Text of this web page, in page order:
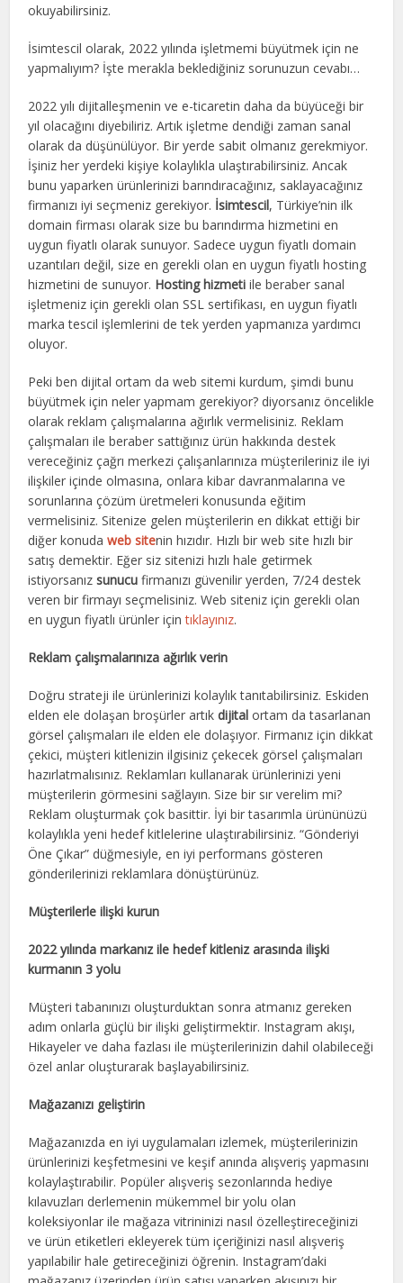
okuyabilirsiniz.
İsimtescil olarak, 2022 yılında işletmemi büyütmek için ne
yapmalıyım? İşte merakla beklediğiniz sorunuzun cevabı…
2022 yılı dijitalleşmenin ve e-ticaretin daha da büyüceği bir
yıl olacağını diyebiliriz. Artık işletme dendiği zaman sanal
olarak da düşünülüyor. Bir yerde sabit olmanız gerekmiyor.
İşiniz her yerdeki kişiye kolaylıkla ulaştırabilirsiniz. Ancak
bunu yaparken ürünlerinizi barındıracağınız, saklayacağınız
firmanızı iyi seçmeniz gerekiyor. İsimtescil, Türkiye’nin ilk
domain firması olarak size bu barındırma hizmetini en
uygun fiyatlı olarak sunuyor. Sadece uygun fiyatlı domain
uzantıları değil, size en gerekli olan en uygun fiyatlı hosting
hizmetini de sunuyor. Hosting hizmeti ile beraber sanal
işletmeniz için gerekli olan SSL sertifikası, en uygun fiyatlı
marka tescil işlemlerini de tek yerden yapmanıza yardımcı
oluyor.
Peki ben dijital ortam da web sitemi kurdum, şimdi bunu
büyütmek için neler yapmam gerekiyor? diyorsanız öncelikle
olarak reklam çalışmalarına ağırlık vermelisiniz. Reklam
çalışmaları ile beraber sattığınız ürün hakkında destek
vereceğiniz çağrı merkezi çalışanlarınıza müşterileriniz ile iyi
ilişkiler içinde olmasına, onlara kibar davranmalarına ve
sorunlarına çözüm üretmeleri konusunda eğitim
vermelisiniz. Sitenize gelen müşterilerin en dikkat ettiği bir
diğer konudaweb sitenin hızıdır. Hızlı bir web site hızlı bir
satış demektir. Eğer siz sitenizi hızlı hale getirmek
istiyorsanızsunucu firmanızı güvenilir yerden, 7/24 destek
veren bir firmayı seçmelisiniz. Web siteniz için gerekli olan
en uygun fiyatlı ürünler içintıklayınız.
Reklam çalışmalarınıza ağırlık verin
Doğru strateji ile ürünlerinizi kolaylık tanıtabilirsiniz. Eskiden
elden ele dolaşan broşürler artıkdijital ortam da tasarlanan
görsel çalışmaları ile elden ele dolaşıyor. Firmanız için dikkat
çekici, müşteri kitlenizin ilgisiniz çekecek görsel çalışmaları
hazırlatmalısınız. Reklamları kullanarak ürünlerinizi yeni
müşterilerin görmesini sağlayın. Size bir sır verelim mi?
Reklam oluşturmak çok basittir. İyi bir tasarımla ürününüzü
kolaylıkla yeni hedef kitlelerine ulaştırabilirsiniz. “Gönderiyi
Öne Çıkar” düğmesiyle, en iyi performans gösteren
gönderilerinizi reklamlara dönüştürünüz.
Müşterilerle ilişki kurun
2022 yılında markanız ile hedef kitleniz arasında ilişki
kurmanın 3 yolu
Müşteri tabanınızı oluşturduktan sonra atmanız gereken
adım onlarla güçlü bir ilişki geliştirmektir. Instagram akışı,
Hikayeler ve daha fazlası ile müşterilerinizin dahil olabileceği
özel anlar oluşturarak başlayabilirsiniz.
Mağazanızı geliştirin
Mağazanızda en iyi uygulamaları izlemek, müşterilerinizin
ürünlerinizi keşfetmesini ve keşif anında alışveriş yapmasını
kolaylaştırabilir. Popüler alışveriş sezonlarında hediye
kılavuzları derlemenin mükemmel bir yolu olan
koleksiyonlar ile mağaza vitrininizi nasıl özelleştireceğinizi
ve ürün etiketleri ekleyerek tüm içeriğinizi nasıl alışveriş
yapılabilir hale getireceğinizi öğrenin. Instagram’daki